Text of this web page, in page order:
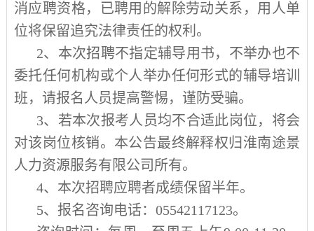
消应聘资格，已聘用的解除劳动关系，用人单
位将保留追究法律责任的权利。
2、本次招聘不指定辅导用书，不举办也不
委托任何机构或个人举办任何形式的辅导培训
班，请报名人员提高警惕，谨防受骗。
3、若本次报考人员均不合适此岗位，将会
对该岗位核销。本公告最终解释权归淮南途景
人力资源服务有限公司所有。
4、本次招聘应聘者成绩保留半年。
5、报名咨询电话： 05542117123。